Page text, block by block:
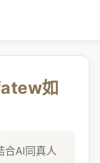
如
AI同真人